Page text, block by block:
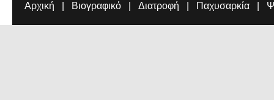
Αρχική Βιογραφικό Διατροφή Παχυσαρκία